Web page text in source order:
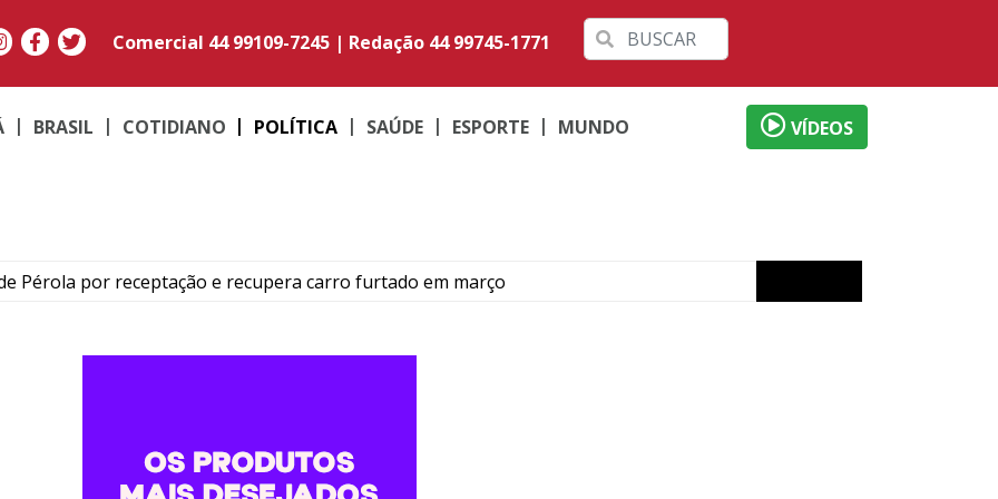
Comercial 44 99109-7245 | Redação 44 99745-1771
BRASIL COTIDIANO POLÍTICA SAÚDE ESPORTE MUNDO VÍDEOS
Pérola por receptação e recupera carro furtado em março
maconha e PM apreende moto adulterada em Perobal